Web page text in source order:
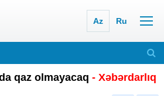
Az Ru
qaz olmayacaq - Xəbərdarlıq